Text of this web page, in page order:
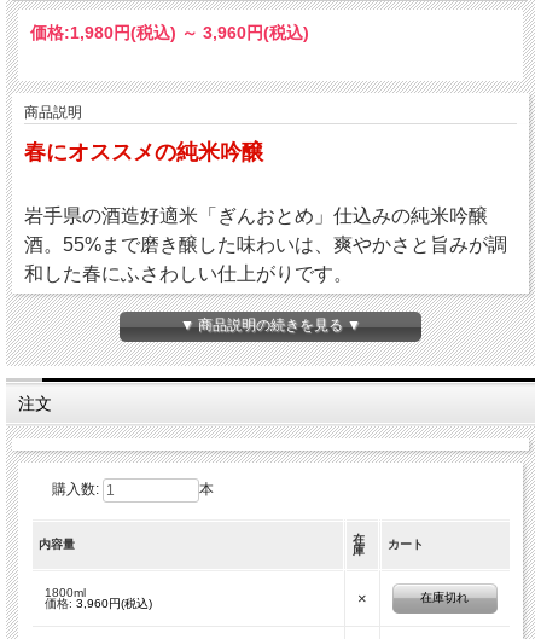
価格:1,980円(税込) ～ 3,960円(税込)
商品説明
春にオススメの純米吟醸
岩手県の酒造好適米「ぎんおとめ」仕込みの純米吟醸
酒。55%まで磨き醸した味わいは、爽やかさと旨みが調
和した春にふさわしい仕上がりです。
▼ 商品説明の続きを見る ▼
注文
購入数: 本
内容量
在
庫
カート
1800ml
価格: 3,960円(税込) × 在庫切れ